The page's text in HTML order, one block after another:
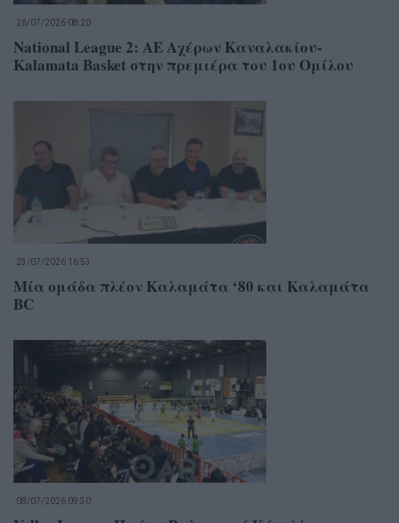
26/07/2026 08:20
National League 2: ΑΕ Αχέρων Καναλακίου-
Kalamata Basket στην πρεμιέρα του 1ου Ομίλου
23/07/2026 16:53
Μία ομάδα πλέον Καλαμάτα ‘80 και Καλαμάτα
BC
08/07/2026 09:30